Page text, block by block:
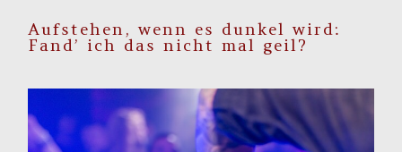
Aufstehen, wenn es dunkel wird:
Fand’ ich das nicht mal geil?